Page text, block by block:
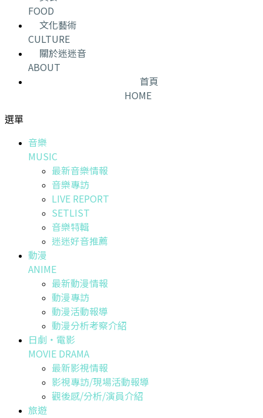
FOOD
文化藝術
CULTURE
關於迷迷音
ABOUT
首頁
HOME
選單
音樂
MUSIC
最新音樂情報
音樂專訪
LIVE REPORT
SETLIST
音樂特輯
迷迷好音推薦
動漫
ANIME
最新動漫情報
動漫專訪
動漫活動報導
動漫分析考察介紹
日劇・電影
MOVIE DRAMA
最新影視情報
影視專訪/現場活動報導
觀後感/分析/演員介紹
旅遊